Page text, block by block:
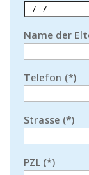
Name der
Telefon (*)
Strasse (*)
PZL (*)